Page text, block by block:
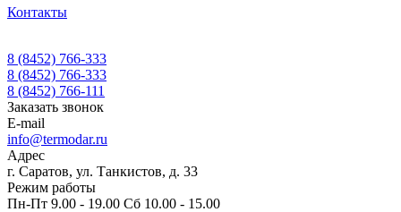
Контакты
8 (8452) 766-333
8 (8452) 766-333
8 (8452) 766-111
Заказать звонок
E-mail
info@termodar.ru
Адрес
г. Саратов, ул. Танкистов, д. 33
Режим работы
Пн-Пт 9.00 - 19.00 Сб 10.00 - 15.00